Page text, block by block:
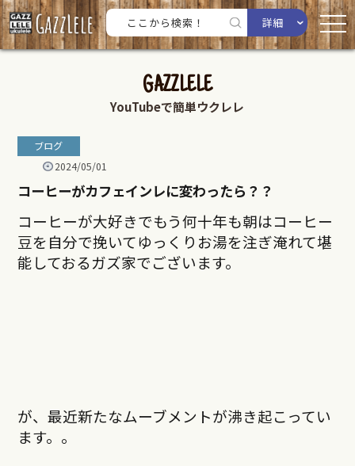
詳細
GAZZLELE
YouTubeで簡単ウクレレ
ブログ
2024/05/01
コーヒーがカフェインレに変わったら？？
コーヒーが大好きでもう何十年も朝はコーヒー
豆を自分で挽いてゆっくりお湯を注ぎ淹れて堪
能しておるガズ家でございます。
が、最近新たなムーブメントが沸き起こってい
ます。。